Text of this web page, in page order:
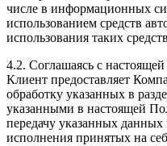
числе в информационных
использованием средств
использования таких
4.2. Соглашаясь с
Клиент предоставляет
обработку указанных в
указанными в настоящей
передачу указанных
исполнения принятых на